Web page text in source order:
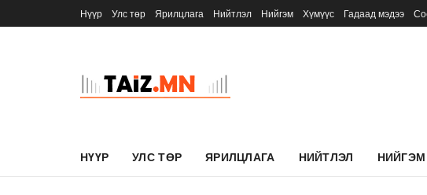
Нүүр Улс төр Ярилцлага Нийтлэл Нийгэм Хүмүүс Гадаад мэдээ
НҮҮР УЛС ТӨР ЯРИЛЦЛАГА НИЙТЛЭЛ НИЙГЭМ